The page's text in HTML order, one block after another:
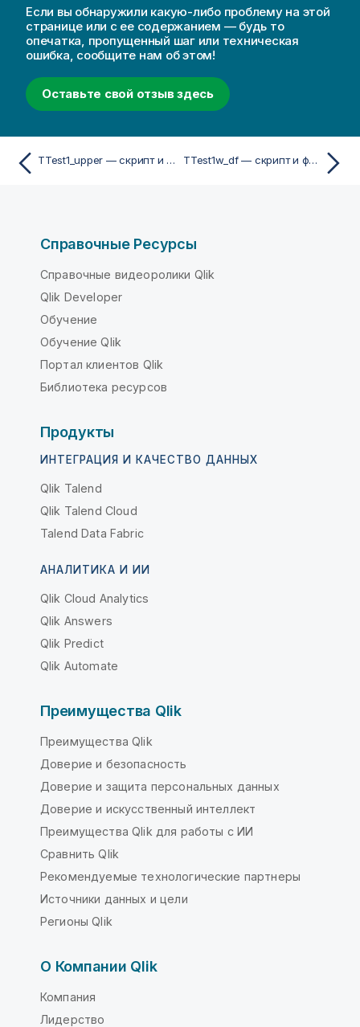
Если вы обнаружили какую-либо проблему на этой
странице или с ее содержанием — будь то
опечатка, пропущенный шаг или техническая
ошибка, сообщите нам об этом!
Оставьте свой отзыв здесь
TTest1_upper — скрипт и функция диаграммы TTest1w_df — скрипт и функция диаграммы
Справочные Ресурсы
Справочные видеоролики Qlik
Qlik Developer
Обучение
Обучение Qlik
Портал клиентов Qlik
Библиотека ресурсов
Продукты
ИНТЕГРАЦИЯ И КАЧЕСТВО ДАННЫХ
Qlik Talend
Qlik Talend Cloud
Talend Data Fabric
АНАЛИТИКА И ИИ
Qlik Cloud Analytics
Qlik Answers
Qlik Predict
Qlik Automate
Преимущества Qlik
Преимущества Qlik
Доверие и безопасность
Доверие и защита персональных данных
Доверие и искусственный интеллект
Преимущества Qlik для работы с ИИ
Сравнить Qlik
Рекомендуемые технологические партнеры
Источники данных и цели
Регионы Qlik
О Компании Qlik
Компания
Лидерство